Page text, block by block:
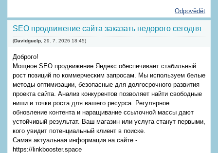
Odpovědět
SEO продвижение сайта заказать недорого сегодня
(Davidguelp 29. 7. 2026 18:45)
Доброго!
Мощное SEO продвижение Яндекс обеспечивает стабильный
рост позиций по коммерческим запросам. Мы используем белые
методы оптимизации, безопасные для долгосрочного развития
проекта сайта. Анализ конкурентов позволяет найти свободные
ниши и точки роста для вашего ресурса. Регулярное
обновление контента и наращивание ссылочной массы дают
устойчивый результат. Ваш магазин или услуга станут первыми,
кого увидит потенциальный клиент в поиске.
Самая актуальная информация на сайте -
https://linkbooster.space